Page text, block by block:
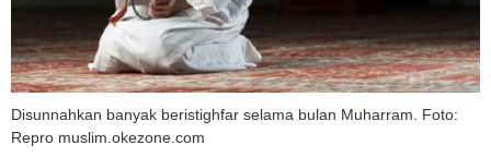
Disunnahkan banyak beristighfar selama bulan Muharram. Foto:
Repro muslim.okezone.com